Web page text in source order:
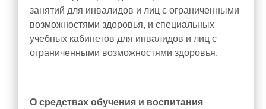
занятий для инвалидов и лиц с ограниченными
возможностями здоровья, и специальных
учебных кабинетов для инвалидов и лиц с
ограниченными возможностями здоровья.
О средствах обучения и воспитания